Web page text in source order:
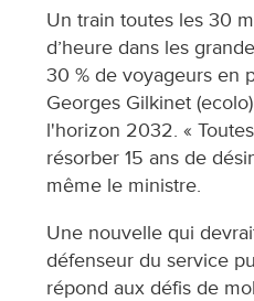
Un train toutes les 30
d’heure dans les
30 % de voyageurs en
Georges Gilkinet
l'horizon 2032. «
résorber 15 ans de
même le ministre.
Une nouvelle qui
défenseur du service
répond aux défis de